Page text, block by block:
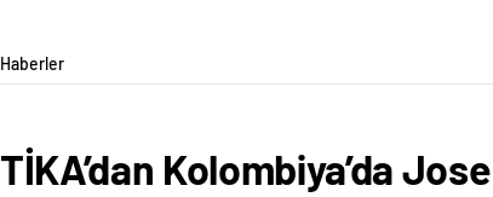
Haberler
TİKA’dan Kolombiya’da